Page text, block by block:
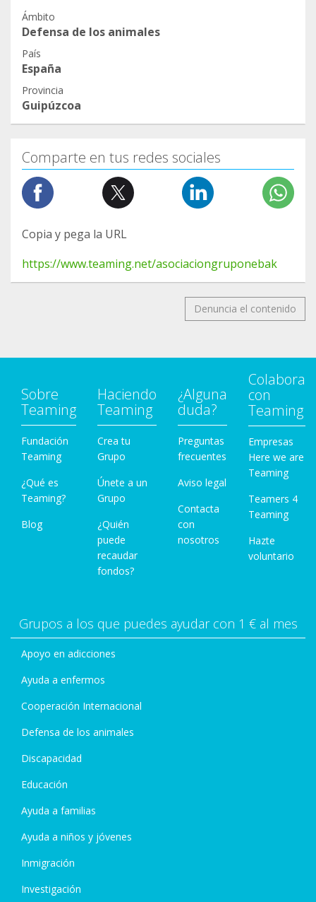
Ámbito
Defensa de los animales
País
España
Provincia
Guipúzcoa
Comparte en tus redes sociales
Copia y pega la URL
https://www.teaming.net/asociaciongruponebak
Denuncia el contenido
Sobre
Teaming
Fundación
Teaming
¿Qué es
Teaming?
Blog
Haciendo
Teaming
Crea tu
Grupo
Únete a un
Grupo
¿Quién
puede
recaudar
fondos?
¿Alguna
duda?
Preguntas
frecuentes
Aviso legal
Contacta
con
nosotros
Colabora
con
Teaming
Empresas
Here we are
Teaming
Teamers 4
Teaming
Hazte
voluntario
Grupos a los que puedes ayudar con 1 € al mes
Apoyo en adicciones
Ayuda a enfermos
Cooperación Internacional
Defensa de los animales
Discapacidad
Educación
Ayuda a familias
Ayuda a niños y jóvenes
Inmigración
Investigación